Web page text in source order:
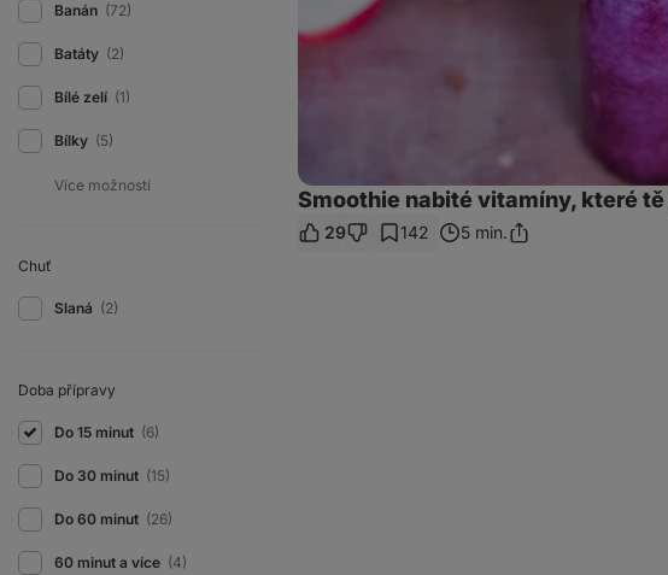
Banán (72)
Batáty (2)
Bílé zelí (1)
Bílky (5)
Chuť
Slaná (2)
Doba přípravy
Do 15 minut (6)
Do 30 minut (15)
Do 60 minut (26)
60 minut a více (4)
Smoothie nabité vitamíny, které
29 142 5 min.Sdílet